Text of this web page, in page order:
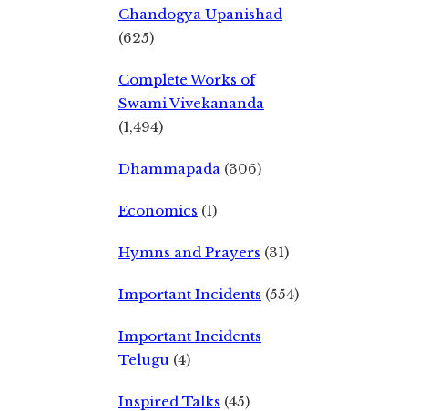
Chandogya Upanishad
(625)
Complete Works of
Swami Vivekananda
(1,494)
Dhammapada (306)
Economics (1)
Hymns and Prayers (31)
Important Incidents (554)
Important Incidents
Telugu (4)
Inspired Talks (45)